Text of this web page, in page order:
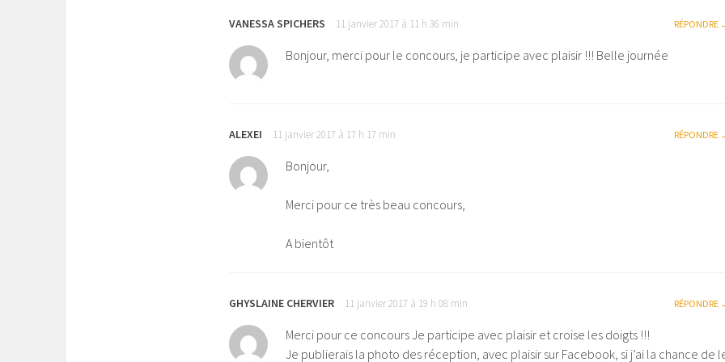
VANESSA SPICHERS 11 janvier 2017 à 11 h 36 min RÉPONDRE
Bonjour, merci pour le concours, je participe avec plaisir !!! Belle journée
ALEXEI 11 janvier 2017 à 17 h 17 min RÉPONDRE
Bonjour,
Merci pour ce très beau concours,
A bientôt
GHYSLAINE CHERVIER 11 janvier 2017 à 19 h 08 min RÉPONDRE
Merci pour ce concours Je participe avec plaisir et croise les doigts !!!
Je publierais la photo des réception, avec plaisir sur Facebook, si j’ai la chance de